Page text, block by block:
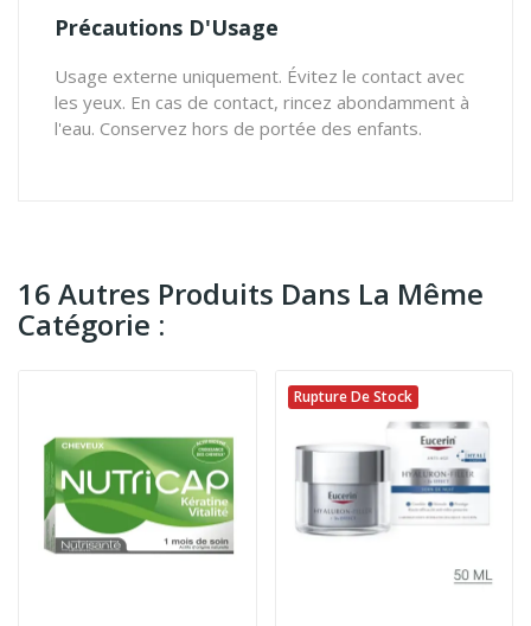
Précautions D'Usage
Usage externe uniquement. Évitez le contact avec
les yeux. En cas de contact, rincez abondamment à
l'eau. Conservez hors de portée des enfants.
16 Autres Produits Dans La Même
Catégorie :
Rupture De Stock